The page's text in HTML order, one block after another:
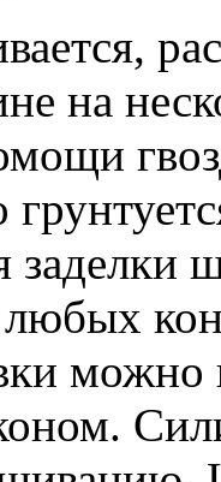
на
заделки
можно